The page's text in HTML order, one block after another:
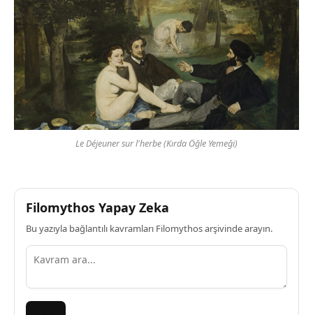
Le Déjeuner sur l'herbe (Kırda Öğle Yemeği)
Filomythos Yapay Zeka
Bu yazıyla bağlantılı kavramları Filomythos arşivinde arayın.